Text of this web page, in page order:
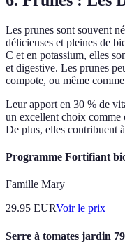
Les prunes sont souvent
délicieuses et pleines de
C et en potassium, elles
et digestive. Les prunes
compote, ou même
Leur apport en 30 % de
un excellent choix comme
De plus, elles contribuent
Programme Fortifiant
Famille Mary
29.95 EURVoir le prix
Serre à tomates jardin